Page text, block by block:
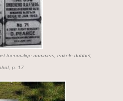
toenmalige nummers, enkele dubbel,
p. 17